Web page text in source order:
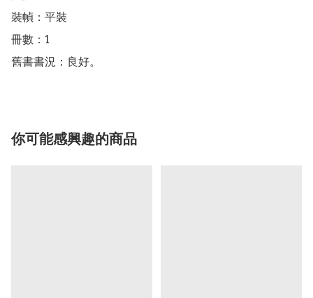
裝幀：平裝
冊數：1
舊書書況：良好。
你可能感興趣的商品